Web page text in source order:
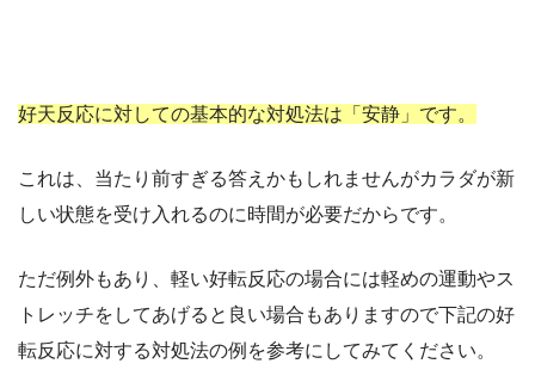
好天反応に対しての基本的な対処法は「安静」です。
これは、当たり前すぎる答えかもしれませんがカラダが新
しい状態を受け入れるのに時間が必要だからです。
ただ例外もあり、軽い好転反応の場合には軽めの運動やス
トレッチをしてあげると良い場合もありますので下記の好
転反応に対する対処法の例を参考にしてみてください。